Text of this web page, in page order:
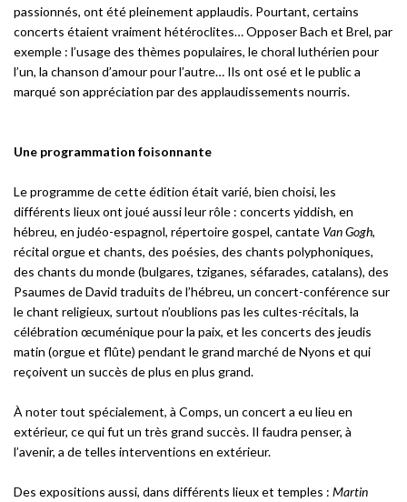
passionnés, ont été pleinement applaudis. Pourtant, certains
concerts étaient vraiment hétéroclites… Opposer Bach et Brel, par
exemple : l’usage des thèmes populaires, le choral luthérien pour
l’un, la chanson d’amour pour l’autre… Ils ont osé et le public a
marqué son appréciation par des applaudissements nourris.
Une programmation foisonnante
Le programme de cette édition était varié, bien choisi, les
différents lieux ont joué aussi leur rôle : concerts yiddish, en
hébreu, en judéo-espagnol, répertoire gospel, cantate Van Gogh,
récital orgue et chants, des poésies, des chants polyphoniques,
des chants du monde (bulgares, tziganes, séfarades, catalans), des
Psaumes de David traduits de l’hébreu, un concert-conférence sur
le chant religieux, surtout n’oublions pas les cultes-récitals, la
célébration œcuménique pour la paix, et les concerts des jeudis
matin (orgue et flûte) pendant le grand marché de Nyons et qui
reçoivent un succès de plus en plus grand.
À noter tout spécialement, à Comps, un concert a eu lieu en
extérieur, ce qui fut un très grand succès. Il faudra penser, à
l’avenir, a de telles interventions en extérieur.
Des expositions aussi, dans différents lieux et temples : Martin